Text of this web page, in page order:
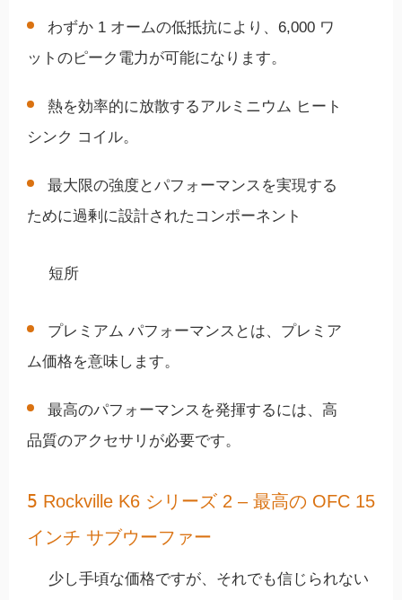
わずか 1 オームの低抵抗により、6,000 ワ
ットのピーク電力が可能になります。
熱を効率的に放散するアルミニウム ヒート
シンク コイル。
最大限の強度とパフォーマンスを実現する
ために過剰に設計されたコンポーネント
短所
プレミアム パフォーマンスとは、プレミア
ム価格を意味します。
最高のパフォーマンスを発揮するには、高
品質のアクセサリが必要です。
5 Rockville K6 シリーズ 2 – 最高の OFC 15
インチ サブウーファー
少し手頃な価格ですが、それでも信じられない